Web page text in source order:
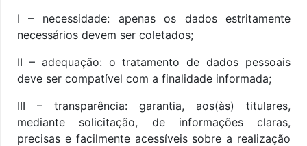
I – necessidade: apenas os dados estritamente
necessários devem ser coletados;
II – adequação: o tratamento de dados pessoais
deve ser compatível com a finalidade informada;
III – transparência: garantia, aos(às) titulares,
mediante solicitação, de informações claras,
precisas e facilmente acessíveis sobre a realização